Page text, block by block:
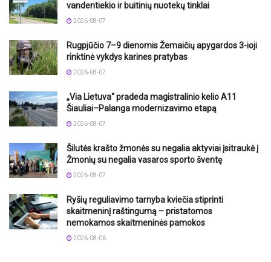
vandentiekio ir buitinių nuotekų tinklai
2026-08-07
Rugpjūčio 7–9 dienomis Žemaičių apygardos 3-ioji
rinktinė vykdys karines pratybas
2026-08-07
„Via Lietuva“ pradeda magistralinio kelio A11
Šiauliai–Palanga modernizavimo etapą
2026-08-07
Šilutės krašto žmonės su negalia aktyviai įsitraukė į
Žmonių su negalia vasaros sporto šventę
2026-08-07
Ryšių reguliavimo tarnyba kviečia stiprinti
skaitmeninį raštingumą – pristatomos
nemokamos skaitmeninės pamokos
2026-08-06